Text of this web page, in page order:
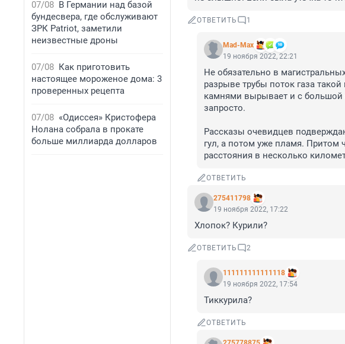
07/08 В Германии над базой
бундесвера, где обслуживают
ЗРК Patriot, заметили
неизвестные дроны
07/08 Как приготовить
настоящее мороженое дома: 3
проверенных рецепта
07/08 «Одиссея» Кристофера
Нолана собрала в прокате
больше миллиарда долларов
ОТВЕТИТЬ 1
Mad-Max
19 ноября 2022, 22:21
Не обязательно в
разрыве трубы поток газа
камнями вырывает и с большой
запросто.
Рассказы очевидцев
гул, а потом уже пламя. Притом
расстояния в несколько
ОТВЕТИТЬ
275411798
19 ноября 2022, 17:22
Хлопок? Курили?
ОТВЕТИТЬ 2
111111111111118
19 ноября 2022, 17:54
Тиккурила?
ОТВЕТИТЬ